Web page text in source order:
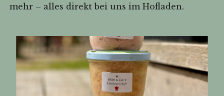
mehr – alles direkt bei uns im Hofladen.